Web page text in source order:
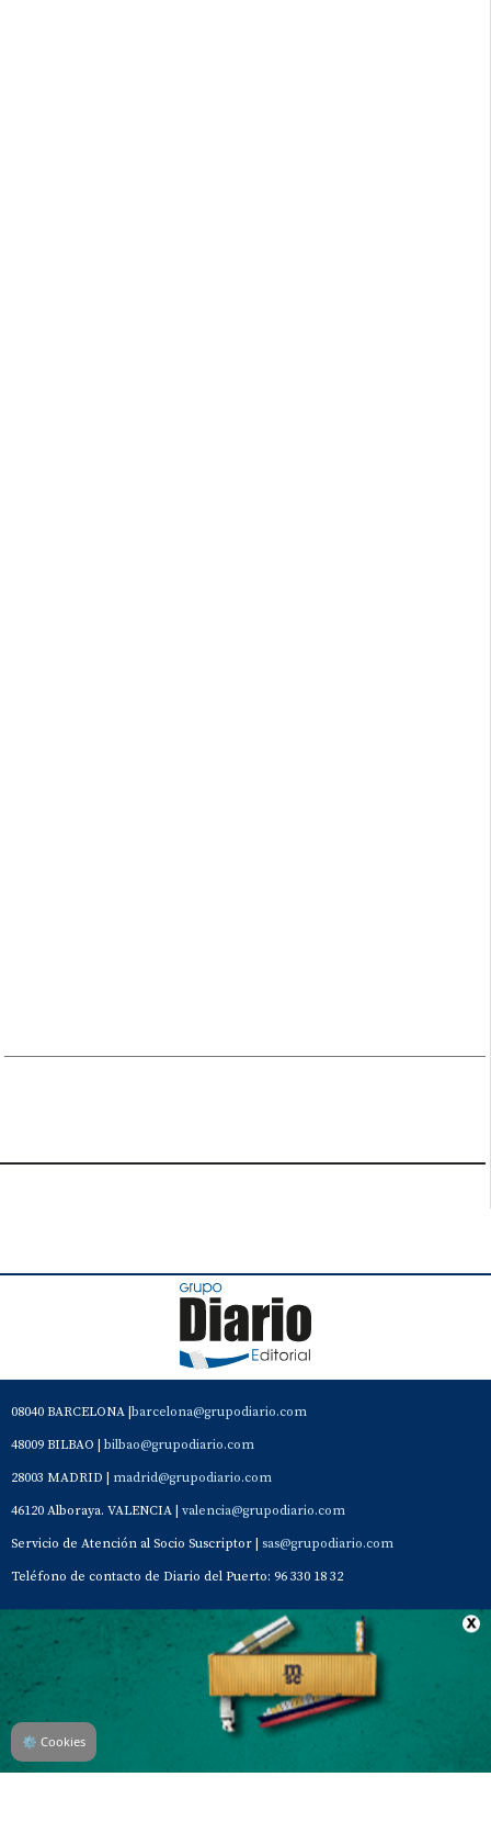
08040 BARCELONA | barcelona@grupodiario.com
48009 BILBAO | bilbao@grupodiario.com
28003 MADRID | madrid@grupodiario.com
46120 Alboraya. VALENCIA | valencia@grupodiario.com
Servicio de Atención al Socio Suscriptor | sas@grupodiario.com
Teléfono de contacto de Diario del Puerto: 96 330 18 32
Contacto Aviso Legal Quiénes somos Política de privacidad
⚙ Cookies